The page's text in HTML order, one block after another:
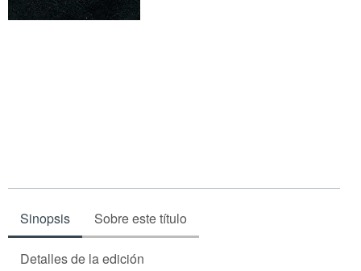
Sinopsis Sobre este título
Detalles de la edición